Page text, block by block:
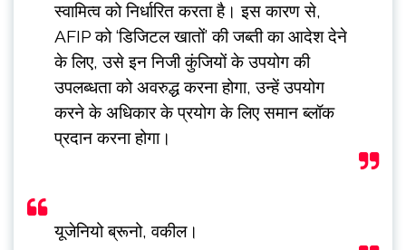
स्वामित्व को निर्धारित करता है। इस कारण से,
AFIP को ‘डिजिटल खातों’ की जब्ती का आदेश देने
के लिए, उसे इन निजी कुंजियों के उपयोग की
उपलब्धता को अवरुद्ध करना होगा, उन्हें उपयोग
करने के अधिकार के प्रयोग के लिए समान ब्लॉक
प्रदान करना होगा।
यूजेनियो ब्रूनो, वकील।